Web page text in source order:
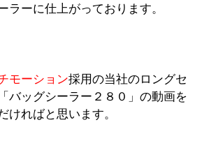
ラーに仕上がっております。
モーション採用の当社のロングセ
バッグシーラー２８０」の動画を
ければと思います。